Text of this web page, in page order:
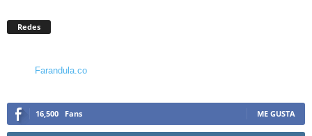
Redes
Farandula.co
16,500 Fans ME GUSTA